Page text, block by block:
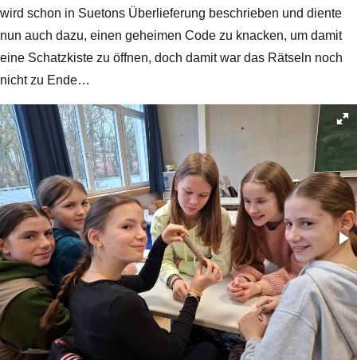
wird schon in Suetons Überlieferung beschrieben und diente
nun auch dazu, einen geheimen Code zu knacken, um damit
eine Schatzkiste zu öffnen, doch damit war das Rätseln noch
nicht zu Ende…